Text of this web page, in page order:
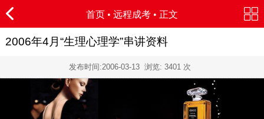
首页 • 远程成考 • 正文
2006年4月“生理心理学”串讲资料
发布时间:2006-03-13浏览: 3401 次